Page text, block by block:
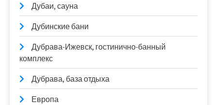
Дубаи, сауна
Дубинские бани
Дубрава-Ижевск, гостинично-банный
комплекс
Дубрава, база отдыха
Европа